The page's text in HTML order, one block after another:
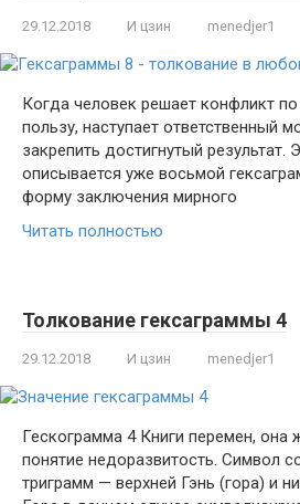
29.12.2018 И цзин menedjer1
Когда человек решает конфликт
пользу, наступает ответственный
закрепить достигнутый результат.
описывается уже восьмой
форму заключения мирного
Читать полностью
Толкование гексаграммы 4
29.12.2018 И цзин menedjer1
Гескограмма 4 Книги перемен,
понятие недоразвитость. Символ
триграмм — верхней Гэнь (гора) и